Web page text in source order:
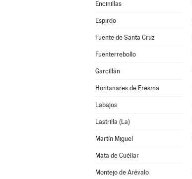
Encinillas
Espirdo
Fuente de Santa Cruz
Fuenterrebollo
Garcillán
Hontanares de Eresma
Labajos
Lastrilla (La)
Martín Miguel
Mata de Cuéllar
Montejo de Arévalo